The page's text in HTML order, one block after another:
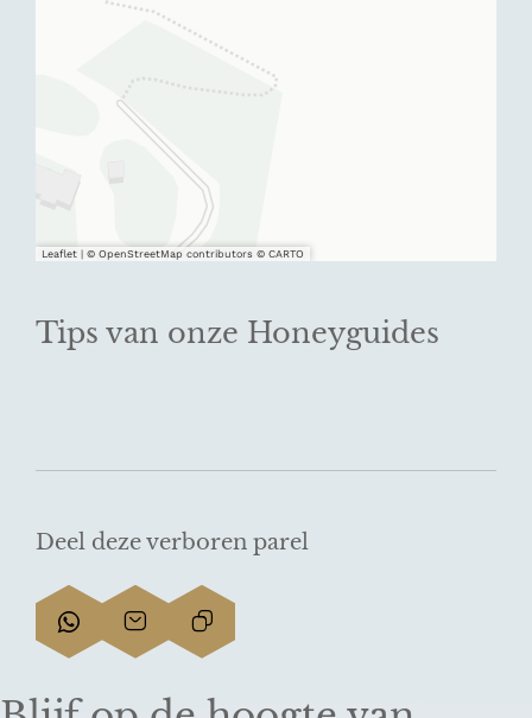
Tips van onze Honeyguides
Leaflet | © OpenStreetMap contributors © CARTO
Deel deze verboren parel
D
e
D
e
L
i